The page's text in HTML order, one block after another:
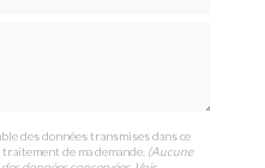
des données transmises dans ce
de ma demande. (Aucune